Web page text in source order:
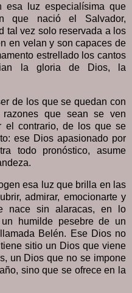
esa luz especialísima que
que nació el Salvador,
tal vez solo reservada a los
en velan y son capaces de
estrellado los cantos
la gloria de Dios, la
de los que se quedan con
que sean se ven
el contrario, de los que se
ese Dios apasionado por
todo pronóstico, asume
esa luz que brilla en las
admirar, emocionarte y
nace sin alaracas, en lo
humilde pesebre de un
Belén. Ese Dios no
sitio un Dios que viene
un Dios que no se impone
sino que se ofrece en la